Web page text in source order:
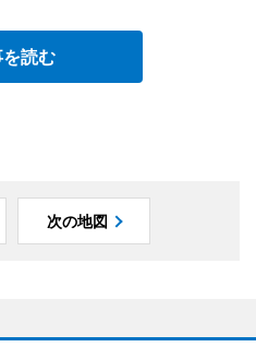
読む
次の地図